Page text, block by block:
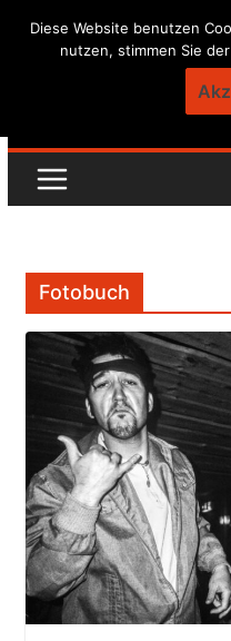
Skip
Fotobuch
Diese Website benutzen
nutzen, stimmen Sie